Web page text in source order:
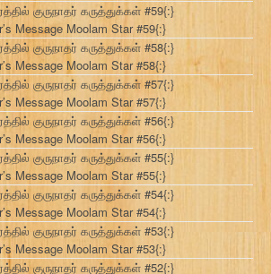
குருநாதர் கருத்துக்கள் #59{:}
Message Moolam Star #59{:}
குருநாதர் கருத்துக்கள் #58{:}
Message Moolam Star #58{:}
குருநாதர் கருத்துக்கள் #57{:}
Message Moolam Star #57{:}
குருநாதர் கருத்துக்கள் #56{:}
Message Moolam Star #56{:}
குருநாதர் கருத்துக்கள் #55{:}
Message Moolam Star #55{:}
குருநாதர் கருத்துக்கள் #54{:}
Message Moolam Star #54{:}
குருநாதர் கருத்துக்கள் #53{:}
Message Moolam Star #53{:}
குருநாதர் கருத்துக்கள் #52{:}